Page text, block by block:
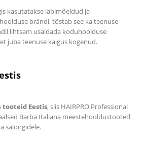
kasutatakse läbimõeldud ja
brändi, tõstab see ka teenuse
lihtsam usaldada koduhoolduse
juba teenuse käigus kogenud.
Eestis, siis HAIRPRO Professional
Barba Italiana meestehooldustooted
salongidele.